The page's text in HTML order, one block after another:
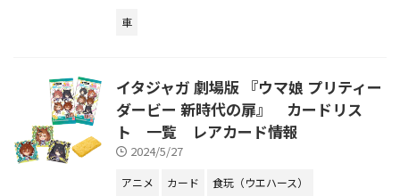
車
イタジャガ 劇場版 『ウマ娘 プリティー
ダービー 新時代の扉』 カードリス
ト 一覧 レアカード情報
2024/5/27
アニメ カード 食玩（ウエハース）